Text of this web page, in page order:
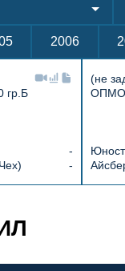
2006
гр.Б
-
-
(не
ОПМО